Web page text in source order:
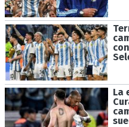
La